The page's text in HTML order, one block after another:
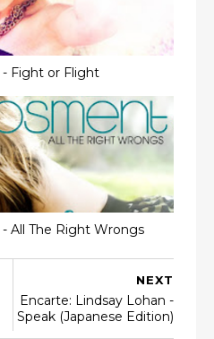
Fight or Flight
All The Right Wrongs
NEXT
Encarte: Lindsay Lohan -
Speak (Japanese Edition)